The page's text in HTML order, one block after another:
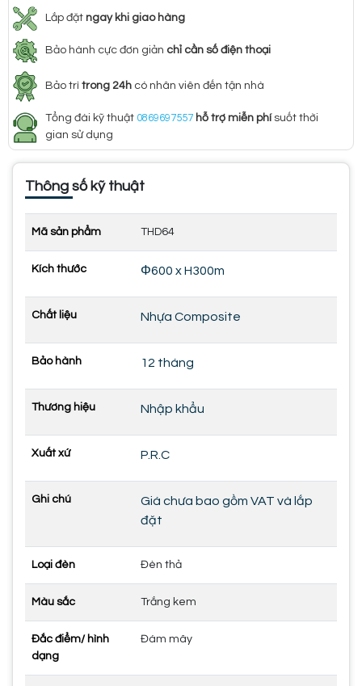
Lắp đặt ngay khi giao hàng
Bảo hành cực đơn giản chỉ cần số điện thoại
Bảo trì trong 24h có nhân viên đến tận nhà
Tổng đài kỹ thuật 0869697557 hỗ trợ miễn phí suốt thời
gian sử dụng
Thông số kỹ thuật
Mã sản phẩm THD64
Kích thước Φ600 x H300m
Chất liệu Nhựa Composite
Bảo hành 12 tháng
Thương hiệu Nhập khẩu
Xuất xứ P.R.C
Ghi chú
Giá chưa bao gồm VAT và lắp
đặt
Loại đèn Đèn thả
Màu sắc Trắng kem
Đắc điểm/ hình
dạng
Đám mây